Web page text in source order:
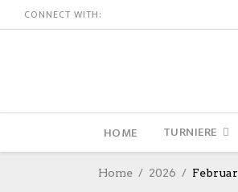
CONNECT WITH:
HOME TURNIERE
Home 2026 Februar